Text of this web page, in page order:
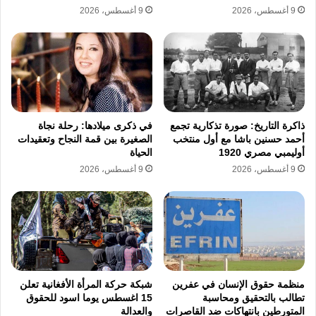
تستهدف الجهود الدولية تعزيز التربية وتقوية
الرقابة المجتمعية وإقرار قوانين وطنية تجرم
العنف والزواج المبكر بشكل حاسم. ويشكل
مشروع تعديل قانون الأحوال الشخصية في
جمهورية العراق تراجعاً عن هذه الالتزامات التي
صادق عليها العراق سابقاً. وتؤكد تقارير حقوقية أن
تحميل الأطفال مسؤوليات أسرية مبكرة يندرج
ضمن أشكال العنف المنهجي الذي تمنحه
التشريعات الجديدة غطاء قانونياً بدلاً من تجريمه
وملاحقة المتورطين فيه.
يحتاج الأطفال في جمهورية العراق إلى بيئة
تشريعية تحميهم من آثار الحروب والنزاعات
9 أغسطس، 2026 9 أغسطس، 2026
ذاكرة التاريخ: صورة تذكارية تجمع
أحمد حسنين باشا مع أول منتخب
أوليمبي مصري 1920
9 أغسطس، 2026
في ذكرى ميلادها: رحلة نجاة
الصغيرة بين قمة النجاح وتعقيدات
الحياة
9 أغسطس، 2026
منظمة حقوق الإنسان في عفرين
تطالب بالتحقيق ومحاسبة
المتورطين بانتهاكات ضد القاصرات
شبكة حركة المرأة الأفغانية تعلن
15 اغسطس يوما اسود للحقوق
والعدالة